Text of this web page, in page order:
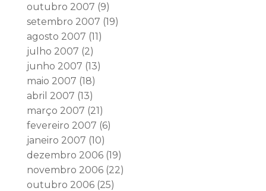
outubro 2007 (9)
setembro 2007 (19)
agosto 2007 (11)
julho 2007 (2)
junho 2007 (13)
maio 2007 (18)
abril 2007 (13)
março 2007 (21)
fevereiro 2007 (6)
janeiro 2007 (10)
dezembro 2006(19)
novembro 2006(22)
outubro 2006(25)